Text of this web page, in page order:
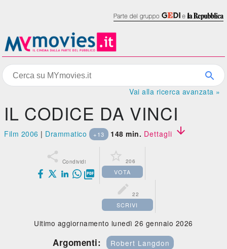
Vai alla ricerca avanzata »
IL CODICE DA VINCI
Film 2006 | Drammatico +13 148 min. Dettagli 
 Condividi

 206
VOTA
 22
SCRIVI
Ultimo aggiornamento lunedì 26 gennaio 2026
Argomenti: Robert Langdon